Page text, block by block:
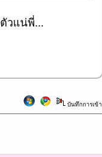
วแน่พี่...
บันทึกการเข้า